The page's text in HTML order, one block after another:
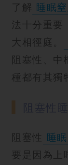
了解 睡眠
法十分重要
大相徑庭。
阻塞性、中
種都有其獨
阻塞性 睡
要是因為上